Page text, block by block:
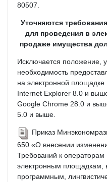
80507.
Уточняются
для проведения в
продаже имущества
Исключается положение,
необходимость
на электронной
Internet Explorer 8.0 и
Google Chrome 28.0 и
5.0 и выше.
Приказ
650 «О внесении
Требований к
электронным площадкам,
программным,